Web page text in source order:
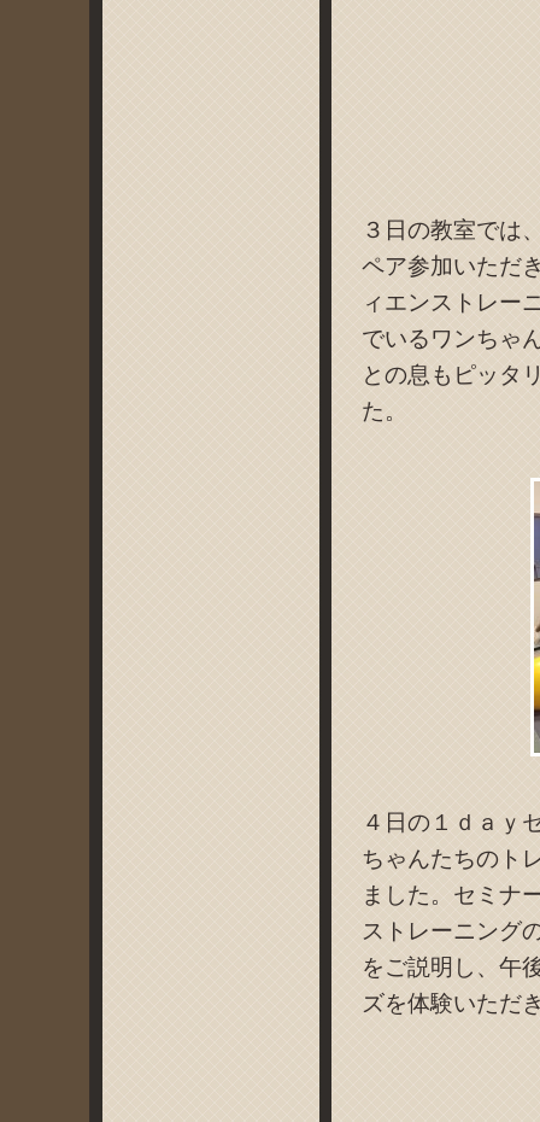
３日の教室では
ペア参加いただ
ィエンストレー
でいるワンちゃ
との息もピッタ
た。
４日の１ｄａｙ
ちゃんたちのト
ました。セミナ
ストレーニング
をご説明し、午
ズを体験いただ